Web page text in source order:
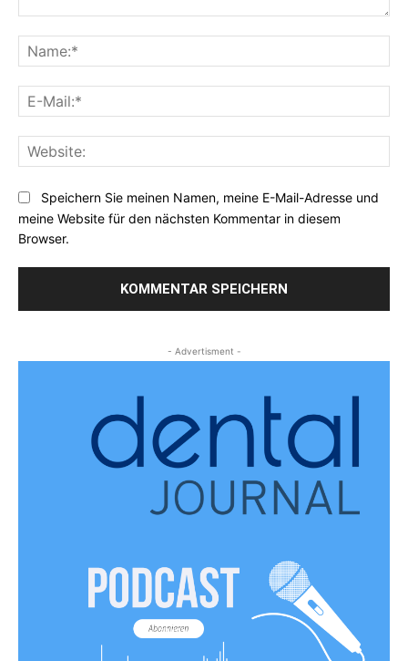
Speichern Sie meinen Namen, meine E-Mail-Adresse und
meine Website für den nächsten Kommentar in diesem
Browser.
- Advertisment -